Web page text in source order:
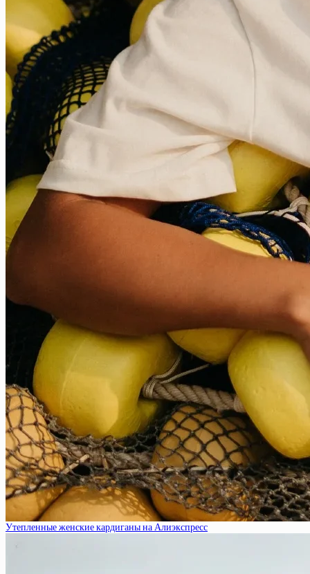
Утепленные женские кардиганы на Алиэкспресс